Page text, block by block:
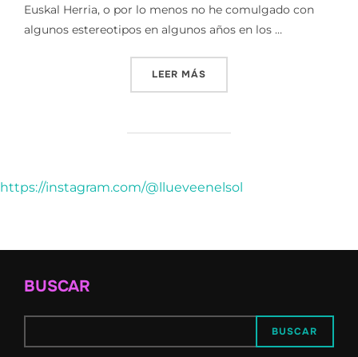
Euskal Herria, o por lo menos no he comulgado con
algunos estereotipos en algunos años en los …
LEER MÁS
https://instagram.com/@llueveenelsol
BUSCAR
BUSCAR